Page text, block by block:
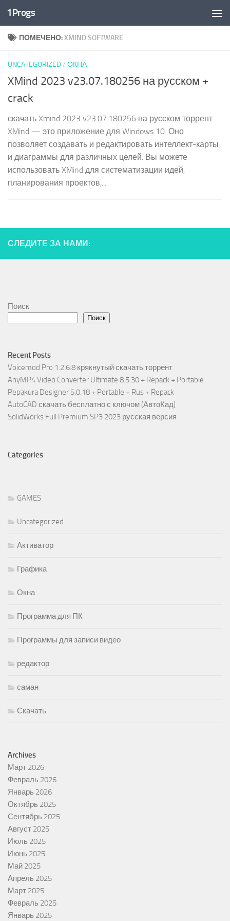
Перейти к содержимому
1Progs
ПОМЕЧЕНО:XMIND SOFTWARE
UNCATEGORIZED/ ОКНА
XMind 2023 v23.07.180256 на русском +
crack
скачать Xmind 2023 v23.07.180256 на русском торрент
XMind — это приложение для Windows 10. Оно
позволяет создавать и редактировать интеллект-карты
и диаграммы для различных целей. Вы можете
использовать XMind для систематизации идей,
планирования проектов,...
СЛЕДИТЕ ЗА НАМИ:
Поиск
Поиск
Recent Posts
Voicemod Pro 1.2.6.8 крякнутый скачать торрент
AnyMP4 Video Converter Ultimate 8.5.30 + Repack + Portable
Pepakura Designer 5.0.18 + Portable + Rus + Repack
AutoCAD скачать бесплатно с ключом (АвтоКад)
SolidWorks Full Premium SP3 2023 русская версия
Categories
GAMES
Uncategorized
Активатор
Графика
Окна
Программа для ПК
Программы для записи видео
редактор
саман
Скачать
Archives
Март 2026
Февраль 2026
Январь 2026
Октябрь 2025
Сентябрь 2025
Август 2025
Июль 2025
Июнь 2025
Май 2025
Апрель 2025
Март 2025
Февраль 2025
Январь 2025